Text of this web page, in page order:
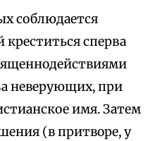
соблюдается
сперва
неверующих, при
имя. Затем
(в притворе, у